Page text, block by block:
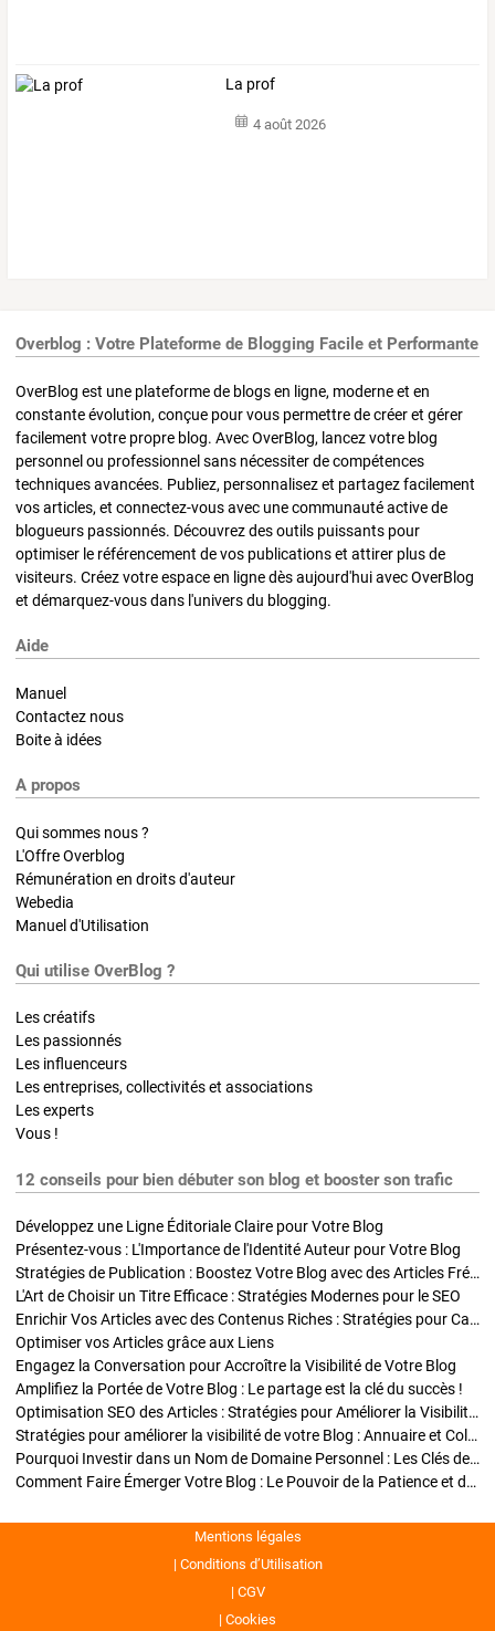
La prof
4 août 2026
Overblog : Votre Plateforme de Blogging Facile et Performante
OverBlog est une plateforme de blogs en ligne, moderne et en
constante évolution, conçue pour vous permettre de créer et gérer
facilement votre propre blog. Avec OverBlog, lancez votre blog
personnel ou professionnel sans nécessiter de compétences
techniques avancées. Publiez, personnalisez et partagez facilement
vos articles, et connectez-vous avec une communauté active de
blogueurs passionnés. Découvrez des outils puissants pour
optimiser le référencement de vos publications et attirer plus de
visiteurs. Créez votre espace en ligne dès aujourd'hui avec OverBlog
et démarquez-vous dans l'univers du blogging.
Aide
Manuel
Contactez nous
Boite à idées
A propos
Qui sommes nous ?
L'Offre Overblog
Rémunération en droits d'auteur
Webedia
Manuel d'Utilisation
Qui utilise OverBlog ?
Les créatifs
Les passionnés
Les influenceurs
Les entreprises, collectivités et associations
Les experts
Vous !
12 conseils pour bien débuter son blog et booster son trafic
Développez une Ligne Éditoriale Claire pour Votre Blog
Présentez-vous : L'Importance de l'Identité Auteur pour Votre Blog
Stratégies de Publication : Boostez Votre Blog avec des Articles Fréquents et Exclusifs
L'Art de Choisir un Titre Efficace : Stratégies Modernes pour le SEO
Enrichir Vos Articles avec des Contenus Riches : Stratégies pour Captiver et Optimiser
Optimiser vos Articles grâce aux Liens
Engagez la Conversation pour Accroître la Visibilité de Votre Blog
Amplifiez la Portée de Votre Blog : Le partage est la clé du succès !
Optimisation SEO des Articles : Stratégies pour Améliorer la Visibilité de Votre Blog
Stratégies pour améliorer la visibilité de votre Blog : Annuaire et Collaborations
Pourquoi Investir dans un Nom de Domaine Personnel : Les Clés de la Réussite de Votre Blog
Comment Faire Émerger Votre Blog : Le Pouvoir de la Patience et de la Persévérance
Mentions légales
Conditions d’Utilisation
CGV
Cookies